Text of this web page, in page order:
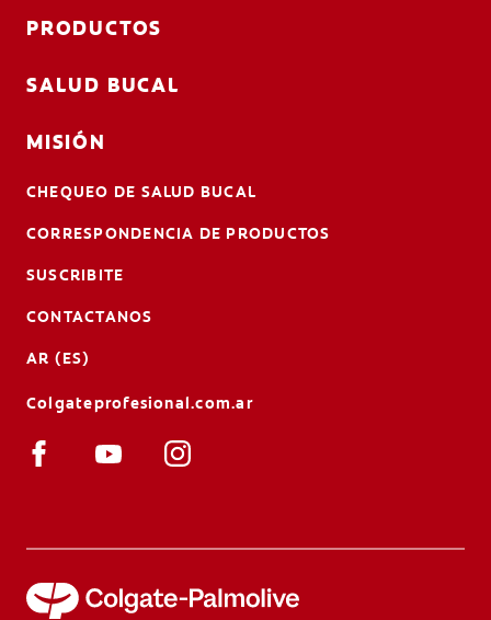
PRODUCTOS
SALUD BUCAL
MISIÓN
CHEQUEO DE SALUD BUCAL
CORRESPONDENCIA DE PRODUCTOS
SUSCRIBITE
CONTACTANOS
AR (ES)
Colgateprofesional.com.ar